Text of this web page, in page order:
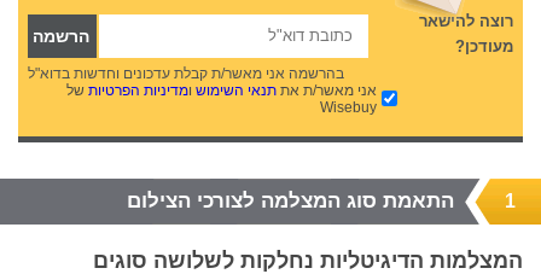
רוצה להישאר
מעודכן?
בהרשמה אני מאשר/ת קבלת עדכונים וחדשות בדוא"ל
אני מאשר/ת את תנאי השימושומדיניות הפרטיותשל
Wisebuy
1 התאמת סוג המצלמה לצורכי הצילום
המצלמות הדיגיטליות נחלקות לשלושה סוגים